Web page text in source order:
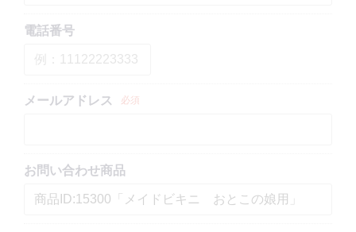
電話番号
メールアドレス 必須
お問い合わせ商品